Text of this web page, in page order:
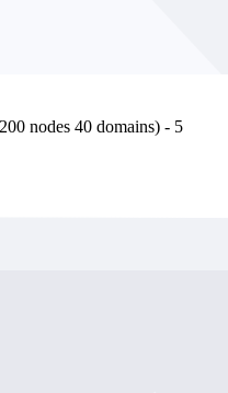
nodes 40 domains) - 5